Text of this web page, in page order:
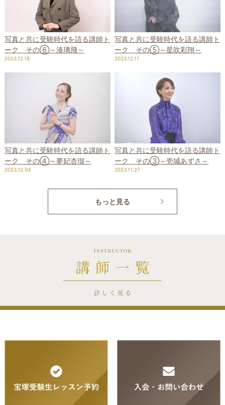
写真と共に受験時代を語る講師ト
ーク その⑥～湊璃飛～
2023.12.18
写真と共に受験時代を語る講師ト
ーク その⑤～星吹彩翔～
2023.12.11
写真と共に受験時代を語る講師ト
ーク その④～夢妃杏瑠～
2023.12.04
写真と共に受験時代を語る講師ト
ーク その③～壱城あずさ～
2023.11.27
もっと見る